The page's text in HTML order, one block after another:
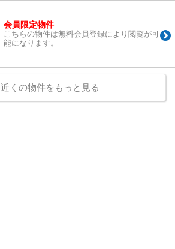
会員限定物件
こちらの物件は無料会員登録により閲覧が可
能になります。
近くの物件をもっと見る